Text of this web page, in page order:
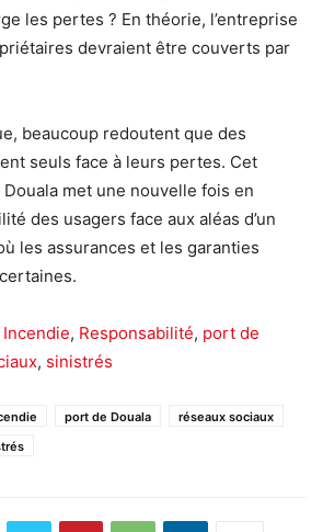
les pertes ? En théorie, l’entreprise
devraient être couverts par
beaucoup redoutent que des
seuls face à leurs pertes. Cet
met une nouvelle fois en
des usagers face aux aléas d’un
les assurances et les garanties
Incendie, Responsabilité, port de
, sinistrés
port de Douala
réseaux sociaux